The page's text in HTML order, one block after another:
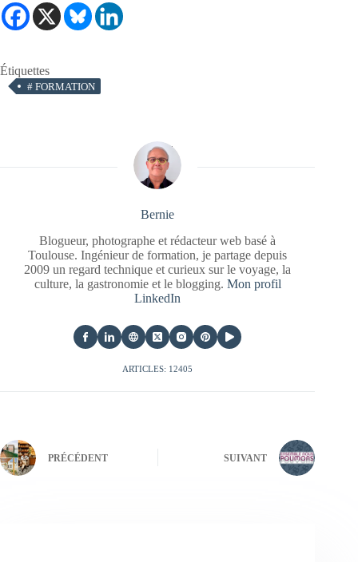
Étiquettes
# FORMATION
Bernie
Blogueur, photographe et rédacteur web basé à
Toulouse. Ingénieur de formation, je partage depuis
2009 un regard technique et curieux sur le voyage, la
culture, la gastronomie et le blogging. Mon profil
LinkedIn
ARTICLES: 12405
PRÉCÉDENT SUIVANT